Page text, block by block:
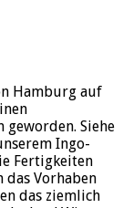
Hamburg auf
Siehe
Ingo-
Fertigkeiten
das Vorhaben
das ziemlich